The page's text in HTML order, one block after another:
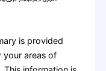
is provided
your areas of